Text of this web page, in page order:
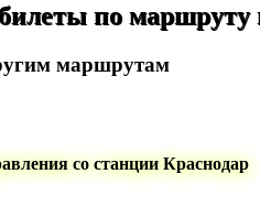
по маршруту
маршрутам
со станции Краснодар